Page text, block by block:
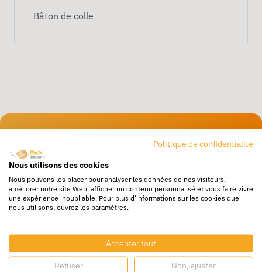
Bâton de colle
24/72h partout en europe
Livraison gratuite
Dès 250€ HT d’achat
Destockage
Besoin d'aide ?
Un service client à votre écoute
Politique de confidentialité
Nous utilisons des cookies
Nous pouvons les placer pour analyser les données de nos visiteurs,
améliorer notre site Web, afficher un contenu personnalisé et vous faire vivre
une expérience inoubliable. Pour plus d'informations sur les cookies que
nous utilisons, ouvrez les paramètres.
Accepter tout
Refuser Non, ajuster